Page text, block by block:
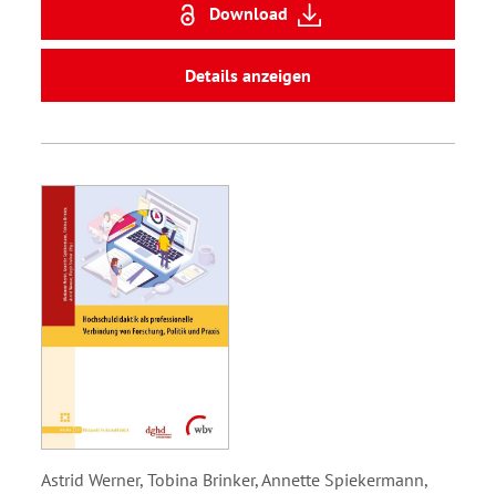
Download
Details anzeigen
Astrid Werner, Tobina Brinker, Annette Spiekermann,